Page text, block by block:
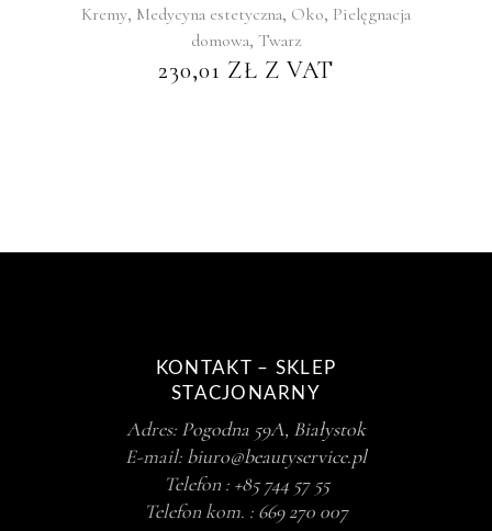
Kremy, Medycyna estetyczna, Oko, Pielęgnacja
domowa, Twarz
230,01 ZŁ Z VAT
KONTAKT – SKLEP
STACJONARNY
Adres: Pogodna 59A, Białystok
E-mail: biuro@beautyservice.pl
Telefon : +85 744 57 55
Telefon kom. : 669 270 007